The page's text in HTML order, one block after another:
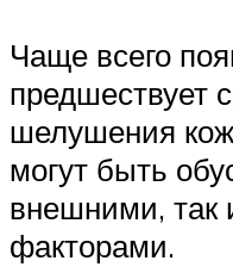
Чаще всего
предшествует
шелушения
могут быть
внешними, так
факторами.